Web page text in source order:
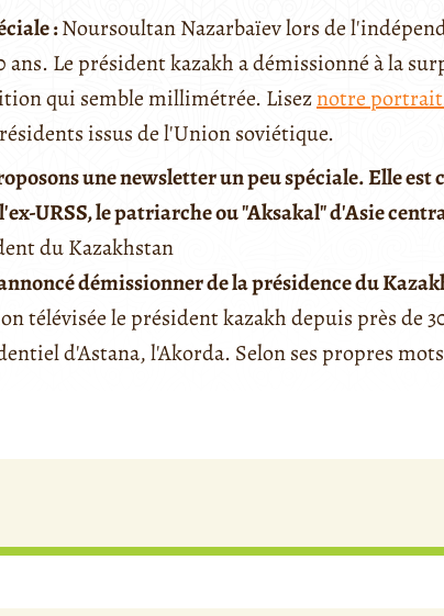
:Noursoultan Nazarbaïev lors de
ans. Le président kazakh a démissionné à la
qui semble millimétrée. Liseznotre portrait
issus de l'Union soviétique.
une newsletter un peu spéciale. Elle est
URSS, le patriarche ou "Aksakal" d'Asie
du Kazakhstan
démissionner de la présidence du
télévisée le président kazakh depuis près de
d'Astana, l'Akorda. Selon ses propres